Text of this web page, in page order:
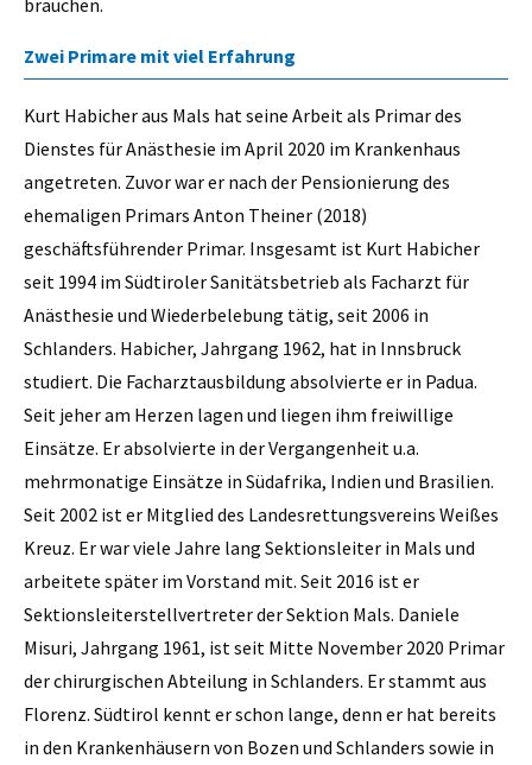
Zwei Primare mit viel Erfahrung
Kurt Habicher aus Mals hat seine Arbeit als Primar des
Dienstes für Anästhesie im April 2020 im Krankenhaus
angetreten. Zuvor war er nach der Pensionierung des
ehemaligen Primars Anton Theiner (2018)
geschäftsführender Primar. Insgesamt ist Kurt Habicher
seit 1994 im Südtiroler Sanitätsbetrieb als Facharzt für
Anästhesie und Wiederbelebung tätig, seit 2006 in
Schlanders. Habicher, Jahrgang 1962, hat in Innsbruck
studiert. Die Facharztausbildung absolvierte er in Padua.
Seit jeher am Herzen lagen und liegen ihm freiwillige
Einsätze. Er absolvierte in der Vergangenheit u.a.
mehrmonatige Einsätze in Südafrika, Indien und Brasilien.
Seit 2002 ist er Mitglied des Landesrettungsvereins Weißes
Kreuz. Er war viele Jahre lang Sektionsleiter in Mals und
arbeitete später im Vorstand mit. Seit 2016 ist er
Sektionsleiterstellvertreter der Sektion Mals. Daniele
Misuri, Jahrgang 1961, ist seit Mitte November 2020 Primar
der chirurgischen Abteilung in Schlanders. Er stammt aus
Florenz. Südtirol kennt er schon lange, denn er hat bereits
in den Krankenhäusern von Bozen und Schlanders sowie in